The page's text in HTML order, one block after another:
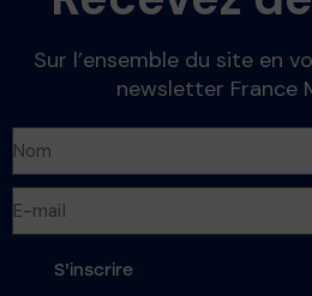
Sur l’ensemble du site en
newsletter France
S'inscrire